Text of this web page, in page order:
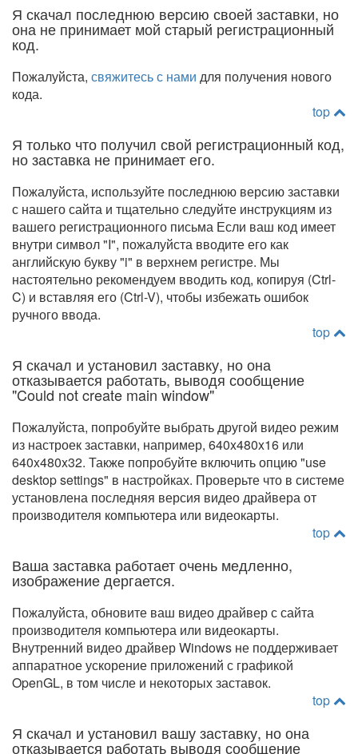
Я скачал последнюю версию своей заставки, но
она не принимает мой старый регистрационный
код.
Пожалуйста, свяжитесь с нами для получения нового
кода.
top
Я только что получил свой регистрационный код,
но заставка не принимает его.
Пожалуйста, используйте последнюю версию заставки
с нашего сайта и тщательно следуйте инструкциям из
вашего регистрационного письма Если ваш код имеет
внутри символ "I", пожалуйста вводите его как
английскую букву "i" в верхнем регистре. Мы
настоятельно рекомендуем вводить код, копируя (Ctrl-
C) и вставляя его (Ctrl-V), чтобы избежать ошибок
ручного ввода.
top
Я скачал и установил заставку, но она
отказывается работать, выводя сообщение
"Could not create main window"
Пожалуйста, попробуйте выбрать другой видео режим
из настроек заставки, например, 640x480x16 или
640x480x32. Также попробуйте включить опцию "use
desktop settings" в настройках. Проверьте что в системе
установлена последняя версия видео драйвера от
производителя компьютера или видеокарты.
top
Ваша заставка работает очень медленно,
изображение дергается.
Пожалуйста, обновите ваш видео драйвер с сайта
производителя компьютера или видеокарты.
Внутренний видео драйвер Windows не поддерживает
аппаратное ускорение приложений с графикой
OpenGL, в том числе и некоторых заставок.
top
Я скачал и установил вашу заставку, но она
отказывается работать выводя сообщение